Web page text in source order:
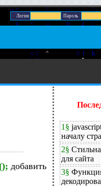
Логин Пароль
); добавить
1§
началу
2§
для сайта
3§